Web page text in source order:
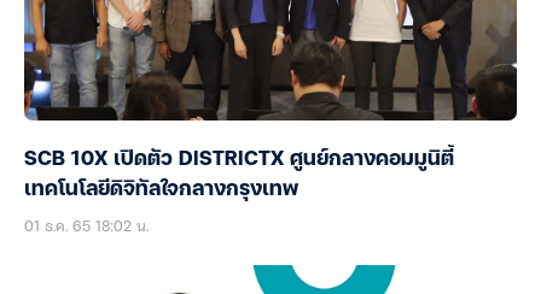
SCB 10X เปิดตัว DISTRICTX ศูนย์กลางคอมมูนิตี้
เทคโนโลยีดิจิทัลใจกลางกรุงเทพ
01 ธ.ค. 65 18:02 น.